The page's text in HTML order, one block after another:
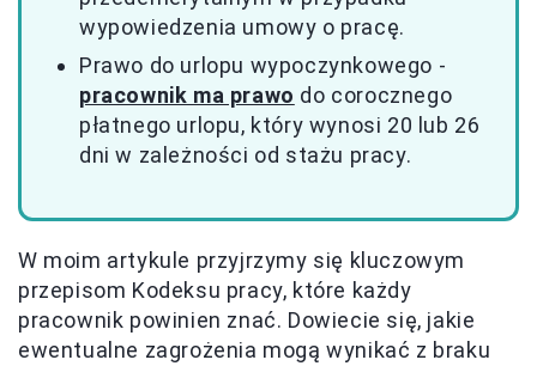
wypowiedzenia umowy o pracę.
Prawo do urlopu wypoczynkowego -
pracownik ma prawo do corocznego
płatnego urlopu, który wynosi 20 lub 26
dni w zależności od stażu pracy.
W moim artykule przyjrzymy się kluczowym
przepisom Kodeksu pracy, które każdy
pracownik powinien znać. Dowiecie się, jakie
ewentualne zagrożenia mogą wynikać z braku